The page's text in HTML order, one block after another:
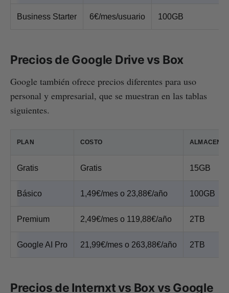
Business Starter 6€/mes/usuario 100GB
Precios de Google Drive vs Box
Google también ofrece precios diferentes para uso
personal y empresarial, que se muestran en las tablas
siguientes.
PLAN COSTO
Gratis Gratis 15GB
Básico 1,49€/mes o 23,88€/año 100GB
Premium 2,49€/mes o 119,88€/año 2TB
Google AI Pro 21,99€/mes o 263,88€/año 2TB
Precios de Internxt vs Box vs Google